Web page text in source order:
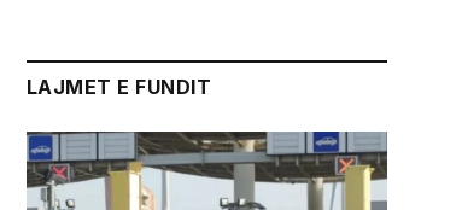
LAJMET E FUNDIT